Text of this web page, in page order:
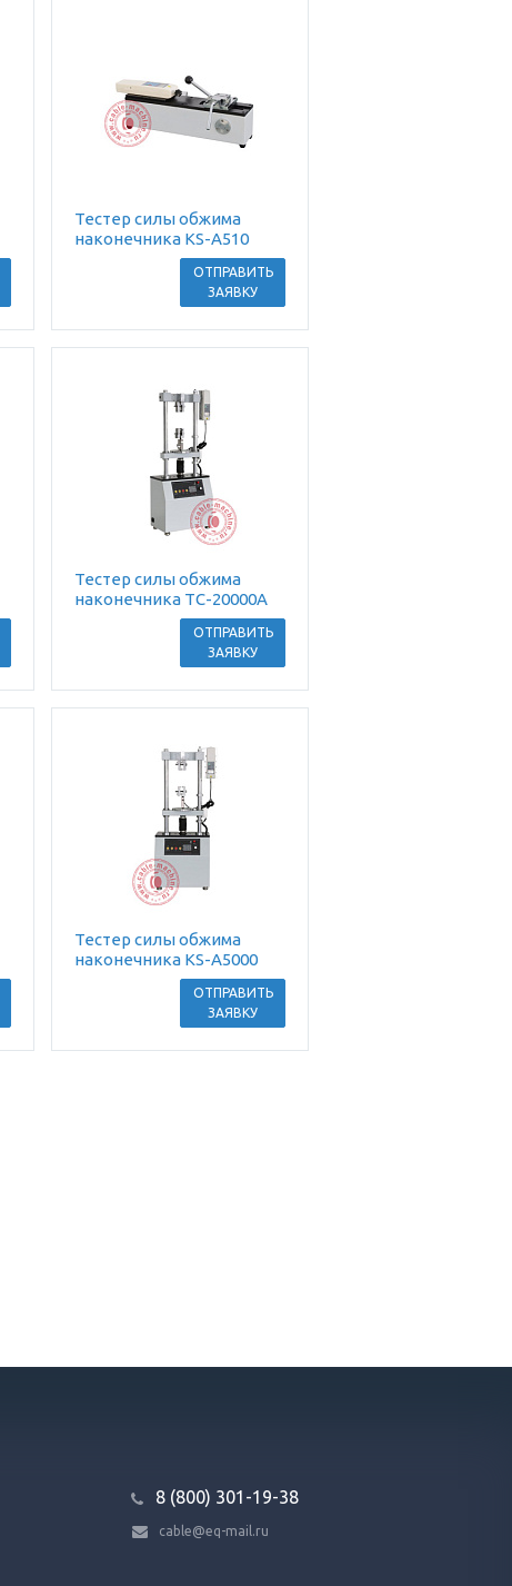
Тестер силы обжима
наконечника KS-A510
ОТПРАВИТЬ
ЗАЯВКУ
Тестер силы обжима
наконечника TC-20000A
ОТПРАВИТЬ
ЗАЯВКУ
Тестер силы обжима
наконечника KS-A5000
ОТПРАВИТЬ
ЗАЯВКУ
8 (800) 301-19-38
cable@eq-mail.ru